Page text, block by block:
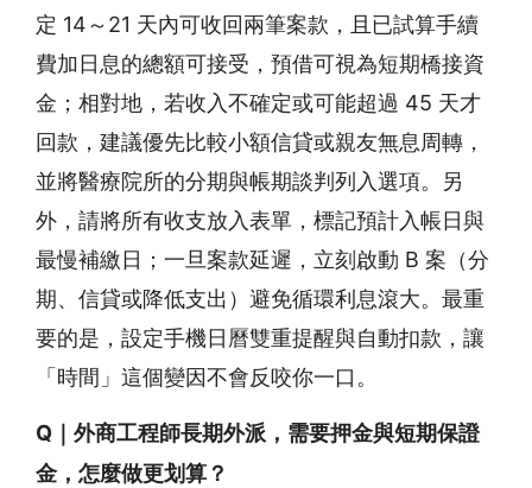
定 14～21 天內可收回兩筆案款，且已試算手續
費加日息的總額可接受，預借可視為短期橋接資
金；相對地，若收入不確定或可能超過 45 天才
回款，建議優先比較小額信貸或親友無息周轉，
並將醫療院所的分期與帳期談判列入選項。另
外，請將所有收支放入表單，標記預計入帳日與
最慢補繳日；一旦案款延遲，立刻啟動 B 案（分
期、信貸或降低支出）避免循環利息滾大。最重
要的是，設定手機日曆雙重提醒與自動扣款，讓
「時間」這個變因不會反咬你一口。
Q｜外商工程師長期外派，需要押金與短期保證
金，怎麼做更划算？